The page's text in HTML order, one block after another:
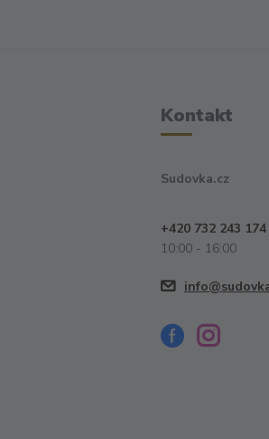
Kontakt
Sudovka.cz
+420 732 243 174
10:00 - 16:00